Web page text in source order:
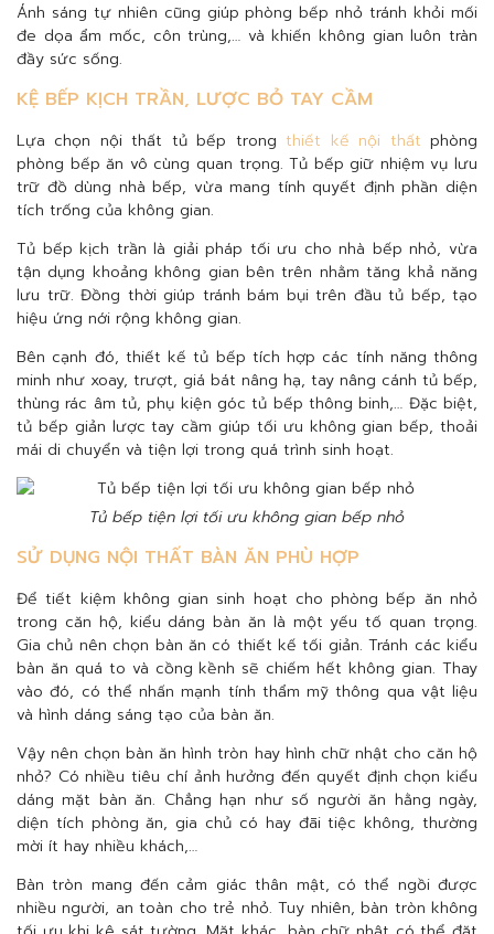
Ánh sáng tự nhiên cũng giúp phòng bếp nhỏ tránh khỏi mối
đe dọa ẩm mốc, côn trùng,… và khiến không gian luôn tràn
đầy sức sống.
KỆ BẾP KỊCH TRẦN, LƯỢC BỎ TAY CẦM
Lựa chọn nội thất tủ bếp trong thiết kế nội thất phòng
phòng bếp ăn vô cùng quan trọng. Tủ bếp giữ nhiệm vụ lưu
trữ đồ dùng nhà bếp, vừa mang tính quyết định phần diện
tích trống của không gian.
Tủ bếp kịch trần là giải pháp tối ưu cho nhà bếp nhỏ, vừa
tận dụng khoảng không gian bên trên nhằm tăng khả năng
lưu trữ. Đồng thời giúp tránh bám bụi trên đầu tủ bếp, tạo
hiệu ứng nới rộng không gian.
Bên cạnh đó, thiết kế tủ bếp tích hợp các tính năng thông
minh như xoay, trượt, giá bát nâng hạ, tay nâng cánh tủ bếp,
thùng rác âm tủ, phụ kiện góc tủ bếp thông binh,… Đặc biệt,
tủ bếp giản lược tay cầm giúp tối ưu không gian bếp, thoải
mái di chuyển và tiện lợi trong quá trình sinh hoạt.
Tủ bếp tiện lợi tối ưu không gian bếp nhỏ
SỬ DỤNG NỘI THẤT BÀN ĂN PHÙ HỢP
Để tiết kiệm không gian sinh hoạt cho phòng bếp ăn nhỏ
trong căn hộ, kiểu dáng bàn ăn là một yếu tố quan trọng.
Gia chủ nên chọn bàn ăn có thiết kế tối giản. Tránh các kiểu
bàn ăn quá to và cồng kềnh sẽ chiếm hết không gian. Thay
vào đó, có thể nhấn mạnh tính thẩm mỹ thông qua vật liệu
và hình dáng sáng tạo của bàn ăn.
Vậy nên chọn bàn ăn hình tròn hay hình chữ nhật cho căn hộ
nhỏ? Có nhiều tiêu chí ảnh hưởng đến quyết định chọn kiểu
dáng mặt bàn ăn. Chẳng hạn như số người ăn hằng ngày,
diện tích phòng ăn, gia chủ có hay đãi tiệc không, thường
mời ít hay nhiều khách,…
Bàn tròn mang đến cảm giác thân mật, có thể ngồi được
nhiều người, an toàn cho trẻ nhỏ. Tuy nhiên, bàn tròn không